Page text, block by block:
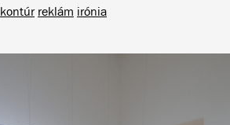
kontúr reklám irónia